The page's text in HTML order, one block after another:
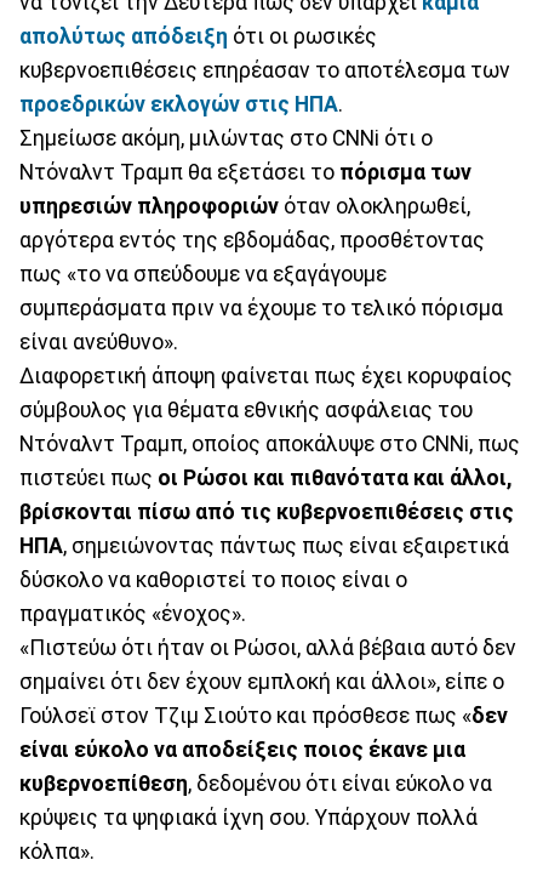
απολύτως απόδειξη ότι οι ρωσικές
κυβερνοεπιθέσεις επηρέασαν το αποτέλεσμα των
προεδρικών εκλογών στις ΗΠΑ.
Σημείωσε ακόμη, μιλώντας στο CNNi ότι ο
Ντόναλντ Τραμπ θα εξετάσει το πόρισμα των
υπηρεσιών πληροφοριών όταν ολοκληρωθεί,
αργότερα εντός της εβδομάδας, προσθέτοντας
πως «το να σπεύδουμε να εξαγάγουμε
συμπεράσματα πριν να έχουμε το τελικό πόρισμα
είναι ανεύθυνο».
Διαφορετική άποψη φαίνεται πως έχει κορυφαίος
σύμβουλος για θέματα εθνικής ασφάλειας του
Ντόναλντ Τραμπ, οποίος αποκάλυψε στο CNNi, πως
πιστεύει πως οι Ρώσοι και πιθανότατα και άλλοι,
βρίσκονται πίσω από τις κυβερνοεπιθέσεις στις
ΗΠΑ, σημειώνοντας πάντως πως είναι εξαιρετικά
δύσκολο να καθοριστεί το ποιος είναι ο
πραγματικός «ένοχος».
«Πιστεύω ότι ήταν οι Ρώσοι, αλλά βέβαια αυτό δεν
σημαίνει ότι δεν έχουν εμπλοκή και άλλοι», είπε ο
Γούλσεϊ στον Τζιμ Σιούτο και πρόσθεσε πως «δεν
είναι εύκολο να αποδείξεις ποιος έκανε μια
κυβερνοεπίθεση, δεδομένου ότι είναι εύκολο να
κρύψεις τα ψηφιακά ίχνη σου. Υπάρχουν πολλά
κόλπα».